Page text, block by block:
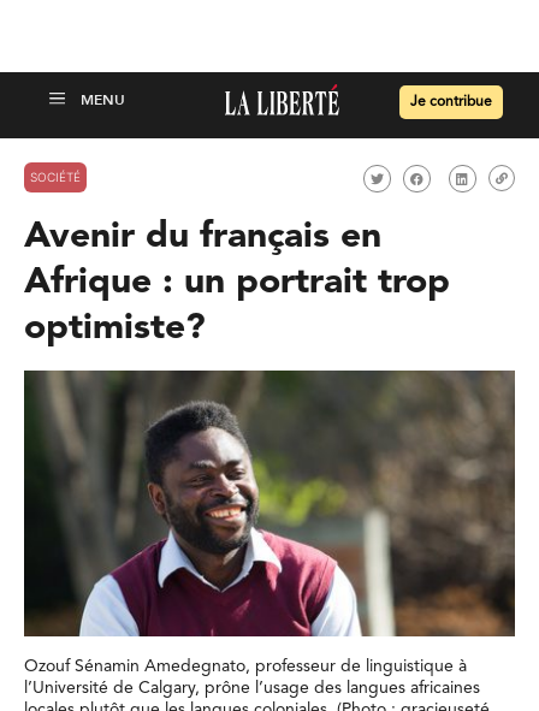
Je contribue
SOCIÉTÉ
Avenir du français en
Afrique : un portrait trop
optimiste?
Ozouf Sénamin Amedegnato, professeur de linguistique à
l’Université de Calgary, prône l’usage des langues africaines